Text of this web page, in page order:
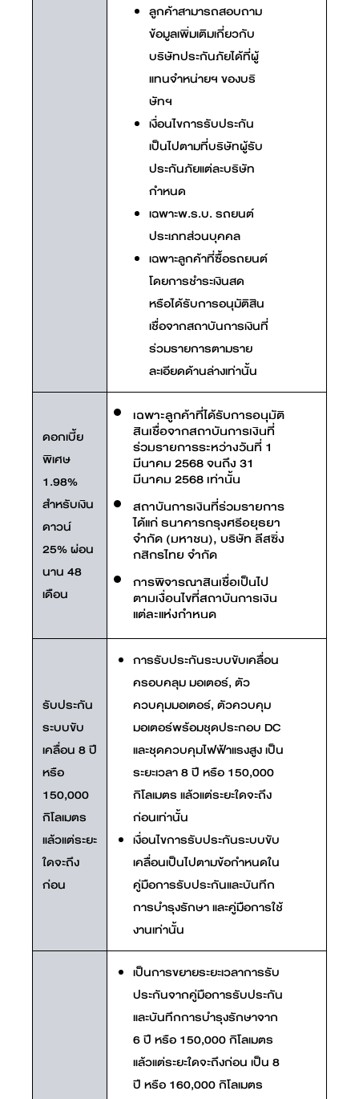
ลูกค้าสามารถสอบถาม
ข้อมูลเพิ่มเติมเกี่ยวกับ
บริษัทประกันภัยได้ที่ผู้
แทนจำหน่ายฯ ของบริ
ษัทฯ
เงื่อนไขการรับประกัน
เป็นไปตามที่บริษัทผู้รับ
ประกันภัยแต่ละบริษัท
กำหนด
เฉพาะพ.ร.บ. รถยนต์
ประเภทส่วนบุคคล
เฉพาะลูกค้าที่ซื้อรถยนต์
โดยการชำระเงินสด
หรือได้รับการอนุมัติสิน
เชื่อจากสถาบันการเงินที่
ร่วมรายการตามราย
ละเอียดด้านล่างเท่านั้น
ดอกเบี้ย
พิเศษ
1.98%
สำหรับเงิน
ดาวน์
25% ผ่อน
นาน 48
เดือน
เฉพาะลูกค้าที่ได้รับการอนุมัติ
สินเชื่อจากสถาบันการเงินที่
ร่วมรายการระหว่างวันที่ 1
มีนาคม 2568 จนถึง 31
มีนาคม 2568 เท่านั้น
สถาบันการเงินที่ร่วมรายการ
ได้แก่ ธนาคารกรุงศรีอยุธยา
จำกัด (มหาชน), บริษัท ลีสซิ่ง
กสิกรไทย จำกัด
การพิจารณาสินเชื่อเป็นไป
ตามเงื่อนไขที่สถาบันการเงิน
แต่ละแห่งกำหนด
รับประกัน
ระบบขับ
เคลื่อน 8 ปี
หรือ
150,000
กิโลเมตร
แล้วแต่ระยะ
ใดจะถึง
ก่อน
การรับประกันระบบขับเคลื่อน
ครอบคลุม มอเตอร์, ตัว
ควบคุมมอเตอร์, ตัวควบคุม
มอเตอร์พร้อมชุดประกอบ DC
และชุดควบคุมไฟฟ้าแรงสูง เป็น
ระยะเวลา 8 ปี หรือ 150,000
กิโลเมตร แล้วแต่ระยะใดจะถึง
ก่อนเท่านั้น
เงื่อนไขการรับประกันระบบขับ
เคลื่อนเป็นไปตามข้อกำหนดใน
คู่มือการรับประกันและบันทึก
การบำรุงรักษา และคู่มือการใช้
งานเท่านั้น
เป็นการขยายระยะเวลาการรับ
ประกันจากคู่มือการรับประกัน
และบันทึกการบำรุงรักษาจาก
6 ปี หรือ 150,000 กิโลเมตร
แล้วแต่ระยะใดจะถึงก่อน เป็น 8
ปี หรือ 160,000 กิโลเมตร